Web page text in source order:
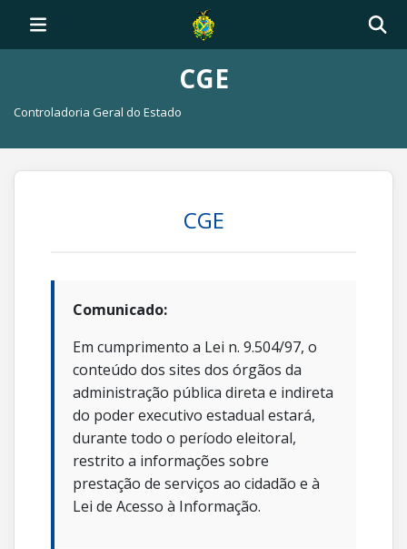
CGE
Controladoria Geral do Estado
CGE
Comunicado:
Em cumprimento a Lei n. 9.504/97, o
conteúdo dos sites dos órgãos da
administração pública direta e indireta
do poder executivo estadual estará,
durante todo o período eleitoral,
restrito a informações sobre
prestação de serviços ao cidadão e à
Lei de Acesso à Informação.